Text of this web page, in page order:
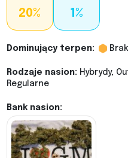
20% 1%
Dominujący terpen:
Rodzaje nasion: Hybrydy,
Regularne
Bank nasion: